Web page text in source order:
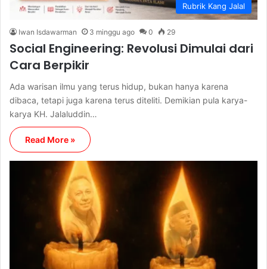
Rubrik Kang Jalal
Iwan Isdawarman 3 minggu ago 0 29
Social Engineering: Revolusi Dimulai dari
Cara Berpikir
Ada warisan ilmu yang terus hidup, bukan hanya karena
dibaca, tetapi juga karena terus diteliti. Demikian pula karya-
karya KH. Jalaluddin…
Read More »